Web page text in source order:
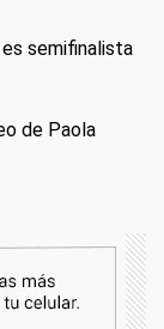
es semifinalista
de Paola